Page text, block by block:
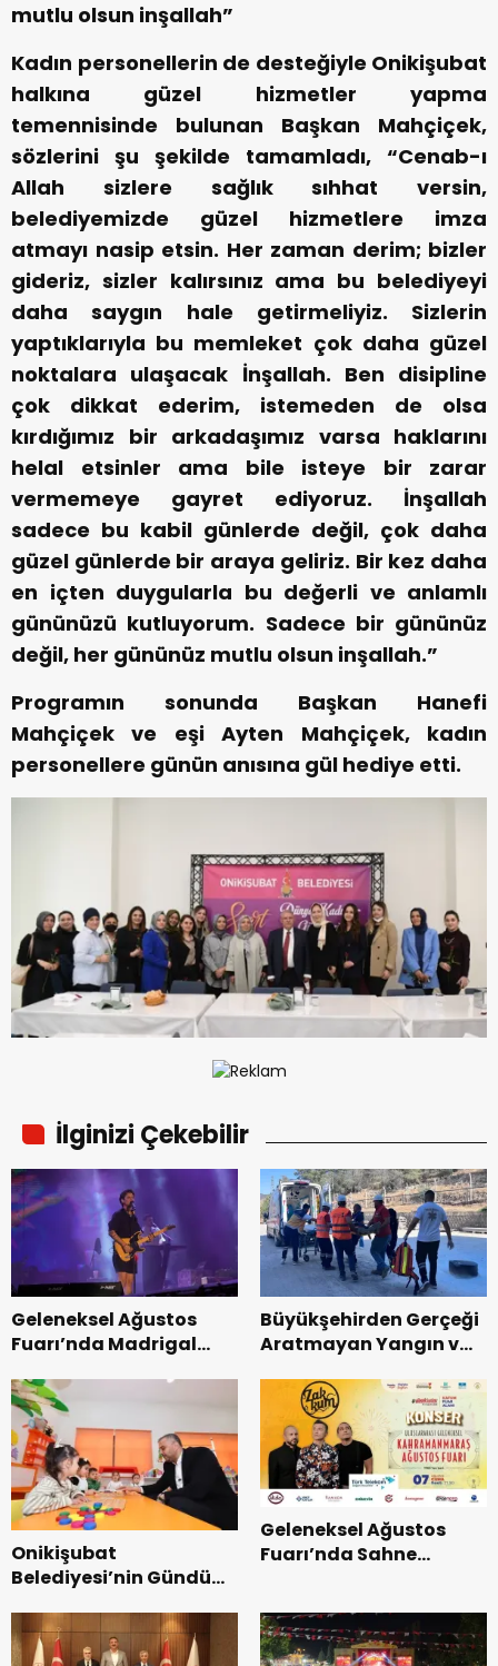
mutlu olsun inşallah”
Kadın personellerin de desteğiyle Onikişubat
halkına güzel hizmetler yapma
temennisinde bulunan Başkan Mahçiçek,
sözlerini şu şekilde tamamladı, “Cenab-ı
Allah sizlere sağlık sıhhat versin,
belediyemizde güzel hizmetlere imza
atmayı nasip etsin. Her zaman derim; bizler
gideriz, sizler kalırsınız ama bu belediyeyi
daha saygın hale getirmeliyiz. Sizlerin
yaptıklarıyla bu memleket çok daha güzel
noktalara ulaşacak İnşallah. Ben disipline
çok dikkat ederim, istemeden de olsa
kırdığımız bir arkadaşımız varsa haklarını
helal etsinler ama bile isteye bir zarar
vermemeye gayret ediyoruz. İnşallah
sadece bu kabil günlerde değil, çok daha
güzel günlerde bir araya geliriz. Bir kez daha
en içten duygularla bu değerli ve anlamlı
gününüzü kutluyorum. Sadece bir gününüz
değil, her gününüz mutlu olsun inşallah.”
Programın sonunda Başkan Hanefi
Mahçiçek ve eşi Ayten Mahçiçek, kadın
personellere günün anısına gül hediye etti.
İlginizi Çekebilir
Geleneksel Ağustos
Fuarı’nda Madrigal
Büyükşehirden Gerçeği
Aratmayan Yangın ve
Onikişubat
Belediyesi’nin Gündüz
dönemin ön kayıtları
başladı.
Geleneksel Ağustos
Fuarı’nda Sahne